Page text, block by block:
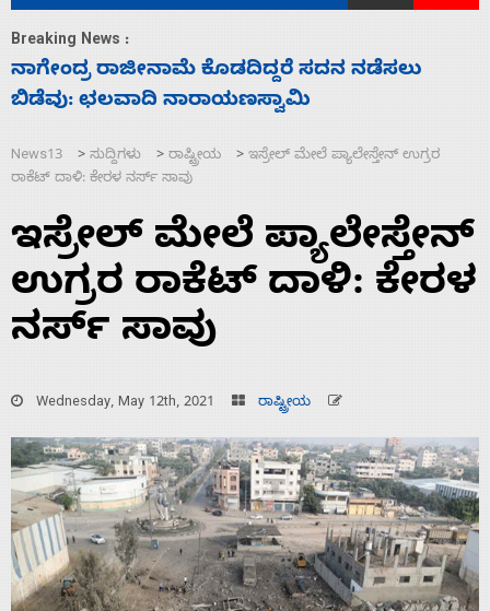
Breaking News :
ಸಚಿವ ಸಂಪುಟ ವಿಸ್ತರಣೆ ಮಾಡಿದ್ದು ಹಣಬಲ ಮತ್ತು
ಹೈಕಮಾಂಡ್ ರಾಜಕಾರಣಕ್ಕೆ: ವಿಜಯೇಂದ್ರ
News13 > ಸುದ್ದಿಗಳು > ರಾಷ್ಟ್ರೀಯ > ಇಸ್ರೇಲ್ ಮೇಲೆ ಪ್ಯಾಲೇಸ್ತೇನ್ ಉಗ್ರರ
ರಾಕೆಟ್ ದಾಳಿ: ಕೇರಳ ನರ್ಸ್‌ ಸಾವು
ಇಸ್ರೇಲ್ ಮೇಲೆ ಪ್ಯಾಲೇಸ್ತೇನ್
ಉಗ್ರರ ರಾಕೆಟ್ ದಾಳಿ: ಕೇರಳ
ನರ್ಸ್‌ ಸಾವು
Wednesday, May 12th, 2021 ರಾಷ್ಟ್ರೀಯ